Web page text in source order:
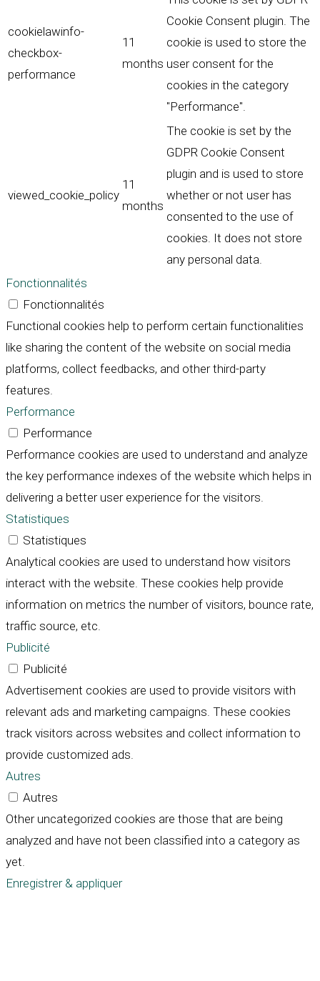
cookielawinfo-
checkbox-
performance
11
months
Cookie Consent plugin. The
cookie is used to store the
user consent for the
cookies in the category
"Performance".
viewed_cookie_policy
11
months
The cookie is set by the
GDPR Cookie Consent
plugin and is used to store
whether or not user has
consented to the use of
cookies. It does not store
any personal data.
Fonctionnalités
Fonctionnalités
Functional cookies help to perform certain functionalities
like sharing the content of the website on social media
platforms, collect feedbacks, and other third-party
features.
Performance
Performance
Performance cookies are used to understand and analyze
the key performance indexes of the website which helps in
delivering a better user experience for the visitors.
Statistiques
Statistiques
Analytical cookies are used to understand how visitors
interact with the website. These cookies help provide
information on metrics the number of visitors, bounce rate,
traffic source, etc.
Publicité
Publicité
Advertisement cookies are used to provide visitors with
relevant ads and marketing campaigns. These cookies
track visitors across websites and collect information to
provide customized ads.
Autres
Autres
Other uncategorized cookies are those that are being
analyzed and have not been classified into a category as
yet.
Enregistrer & appliquer